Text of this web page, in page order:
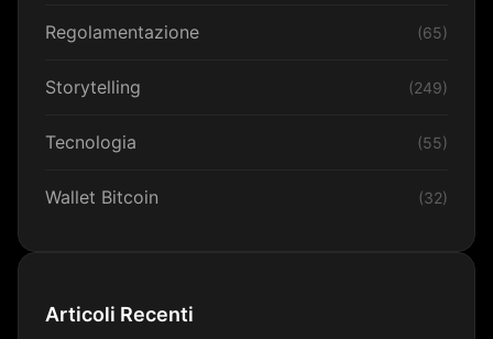
Regolamentazione (65)
Storytelling (249)
Tecnologia (55)
Wallet Bitcoin (32)
Articoli Recenti